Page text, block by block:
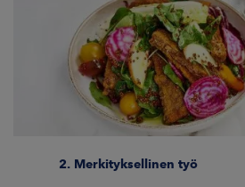
2. Merkityksellinen työ